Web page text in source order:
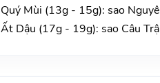
Quý Mùi (13g - 15g): sao
Ất Dậu (17g - 19g): sao Câu